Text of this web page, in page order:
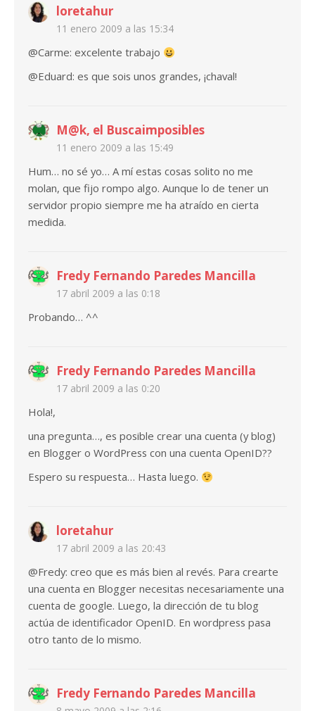
loretahur
11 enero 2009 a las 15:34
@Carme: excelente trabajo
@Eduard: es que sois unos grandes, ¡chaval!
M@k, el Buscaimposibles
11 enero 2009 a las 15:49
Hum… no sé yo… A mí estas cosas solito no me
molan, que fijo rompo algo. Aunque lo de tener un
servidor propio siempre me ha atraído en cierta
medida.
Fredy Fernando Paredes Mancilla
17 abril 2009 a las 0:18
Probando… ^^
Fredy Fernando Paredes Mancilla
17 abril 2009 a las 0:20
Hola!,
una pregunta…, es posible crear una cuenta (y blog)
en Blogger o WordPress con una cuenta OpenID??
Espero su respuesta… Hasta luego.
loretahur
17 abril 2009 a las 20:43
@Fredy: creo que es más bien al revés. Para crearte
una cuenta en Blogger necesitas necesariamente una
cuenta de google. Luego, la dirección de tu blog
actúa de identificador OpenID. En wordpress pasa
otro tanto de lo mismo.
Fredy Fernando Paredes Mancilla